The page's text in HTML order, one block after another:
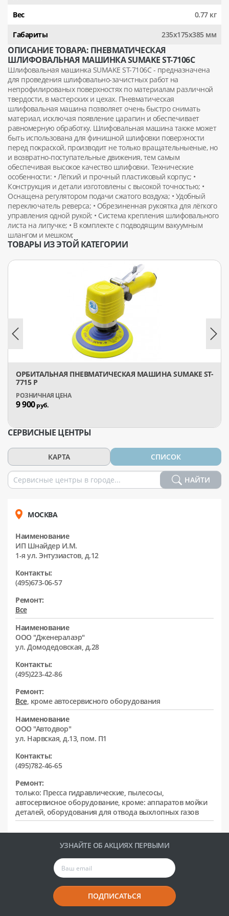
Вес 0.77 кг
Габариты 235х175х385 мм
ОПИСАНИЕ ТОВАРА: ПНЕВМАТИЧЕСКАЯ
ШЛИФОВАЛЬНАЯ МАШИНКА SUMAKE ST-7106C
Шлифовальная машинка SUMAKE ST-7106C - предназначена
для проведения шлифовально-зачистных работ на
непрофилированых поверхностях по материалам различной
твердости, в мастерских и цехах. Пневматическая
шлифовальная машина позволяет очень быстро снимать
материал, исключая появление царапин и обеспечивает
равномерную обработку. Шлифовальная машина также может
быть использована для финишной шлифовки поверхности
перед покраской, производит не только вращательныеные, но
и возвратно-поступательные движения, тем самым
обеспечивая высокое качество шлифовки. Технические
особенности: • Лёгкий и прочный пластиковый корпус; •
Конструкция и детали изготовлены с высокой точностью; •
Оснащена регулятором подачи сжатого воздуха; • Удобный
переключатель реверса; • Обрезиненная рукоятка для лёгкого
управления одной рукой; • Система крепления шлифовального
листа на липучке; • В комплекте с подводящим вакуумным
шлангом и мешком;
ТОВАРЫ ИЗ ЭТОЙ КАТЕГОРИИ
ОРБИТАЛЬНАЯ ПНЕВМАТИЧЕСКАЯ МАШИНА SUMAKE ST-
7715 P
9 900руб.
СЕРВИСНЫЕ ЦЕНТРЫ
КАРТА СПИСОК
НАЙТИ
МОСКВА
Наименование
ИП Шнайдер И.М.
1-я ул. Энтузиастов, д.12
Контакты:
(495)673-06-57
Ремонт:
Все
Наименование
ООО "Дженералаэр"
ул. Домодедовская, д.28
Контакты:
(495)223-42-86
Ремонт:
Все, кроме автосервисного оборудования
Наименование
ООО "Автодвор"
ул. Нарвская, д.13, пом. П1
Контакты:
(495)782-46-65
Ремонт:
только: Пресса гидравлические, пылесосы,
автосервисное оборудование, кроме: аппаратов мойки
деталей, оборудования для отвода выхлопных газов
УЗНАЙТЕ ОБ АКЦИЯХ ПЕРВЫМИ
ПОДПИСАТЬСЯ